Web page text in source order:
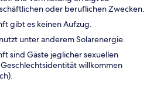
oder beruflichen Zwecken.
gibt es keinen Aufzug.
unter anderem Solarenergie.
sind Gäste jeglicher sexuellen
willkommen